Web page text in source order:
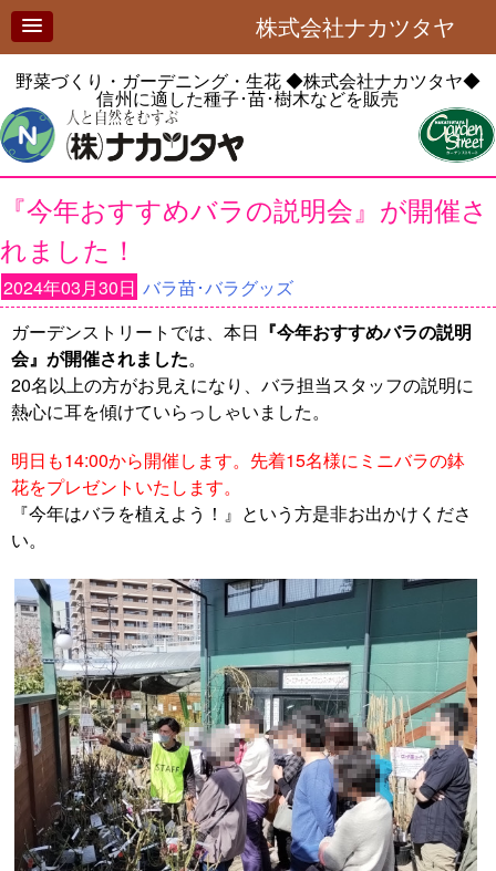
株式会社ナカツタヤ
野菜づくり・ガーデニング・生花◆株式会社ナカツタヤ◆
信州に適した種子･苗･樹木などを販売
『今年おすすめバラの説明会』が開催さ
れました！
2024年03月30日 バラ苗･バラグッズ
ガーデンストリートでは、本日 『今年おすすめバラの説明
会』が開催されました。
20名以上の方がお見えになり、バラ担当スタッフの説明に
熱心に耳を傾けていらっしゃいました。
明日も14:00から開催します。先着15名様にミニバラの鉢
花をプレゼントいたします。
『今年はバラを植えよう！』という方是非お出かけくださ
い。